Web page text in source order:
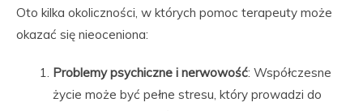
Oto kilka okoliczności, w których pomoc terapeuty może
okazać się nieoceniona:
Problemy psychiczne i nerwowość: Współczesne
życie może być pełne stresu, który prowadzi do